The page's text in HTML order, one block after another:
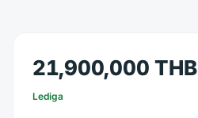
21,900,000 THB
Lediga